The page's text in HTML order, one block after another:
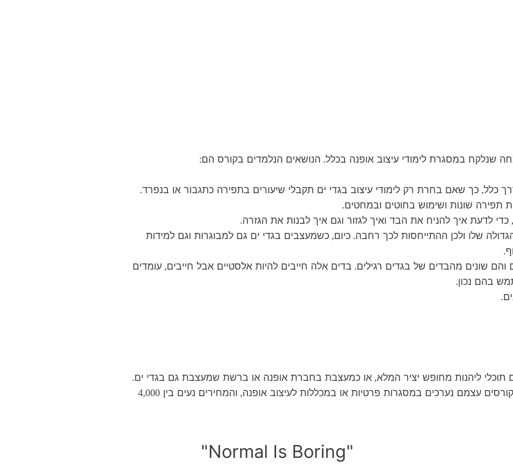
שנלקח במסגרת לימודי עיצוב אופנה בכלל. הנושאים הנלמדים בקורס הם:
כלל, כך שאם בחרת רק לימודי עיצוב בגדי ים תקבלי שיעורים בתפירה כתגבור או בנפרד.
תפירה שונות ושימוש בחוטים ובמחטים.
, כדי לדעת איך להניח את הבד ואיך לגזור וגם איך לבנות את הגזרה.
שלו ולכן ההתייחסות לכך רחבה. כיום, כשמעצבים בגדי ים גם למבוגרות וגם למידות
.
שונים מהבדים של בגדים רגילים. בדים אלה חייבים להיות אלסטיים אבל חייבים, עומדים
בהם נכון.
.
תוכלי ליהנות מחופש יציר המלא, או כמעצבת בחברת אופנה או ברשת שמעצבת גם בגדי ים.
עצמם נערכים במסגרות פרטיות או במכללות לעיצוב אופנה, והמחירים נעים בין 4,000
"Normal Is Boring"